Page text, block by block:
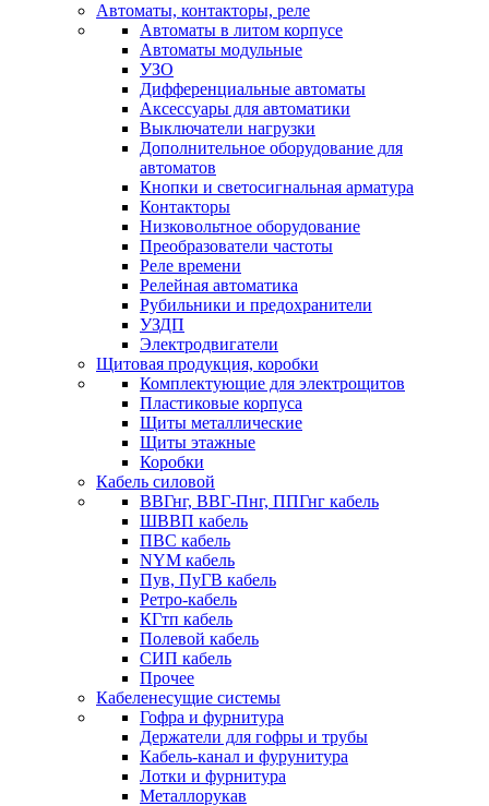
Автоматы, контакторы, реле
Автоматы в литом корпусе
Автоматы модульные
УЗО
Дифференциальные автоматы
Аксессуары для автоматики
Выключатели нагрузки
Дополнительное оборудование для
автоматов
Кнопки и светосигнальная арматура
Контакторы
Низковольтное оборудование
Преобразователи частоты
Реле времени
Релейная автоматика
Рубильники и предохранители
УЗДП
Электродвигатели
Щитовая продукция, коробки
Комплектующие для электрощитов
Пластиковые корпуса
Щиты металлические
Щиты этажные
Коробки
Кабель силовой
ВВГнг, ВВГ-Пнг, ППГнг кабель
ШВВП кабель
ПВС кабель
NYM кабель
Пув, ПуГВ кабель
Ретро-кабель
КГтп кабель
Полевой кабель
СИП кабель
Прочее
Кабеленесущие системы
Гофра и фурнитура
Держатели для гофры и трубы
Кабель-канал и фурунитура
Лотки и фурнитура
Металлорукав